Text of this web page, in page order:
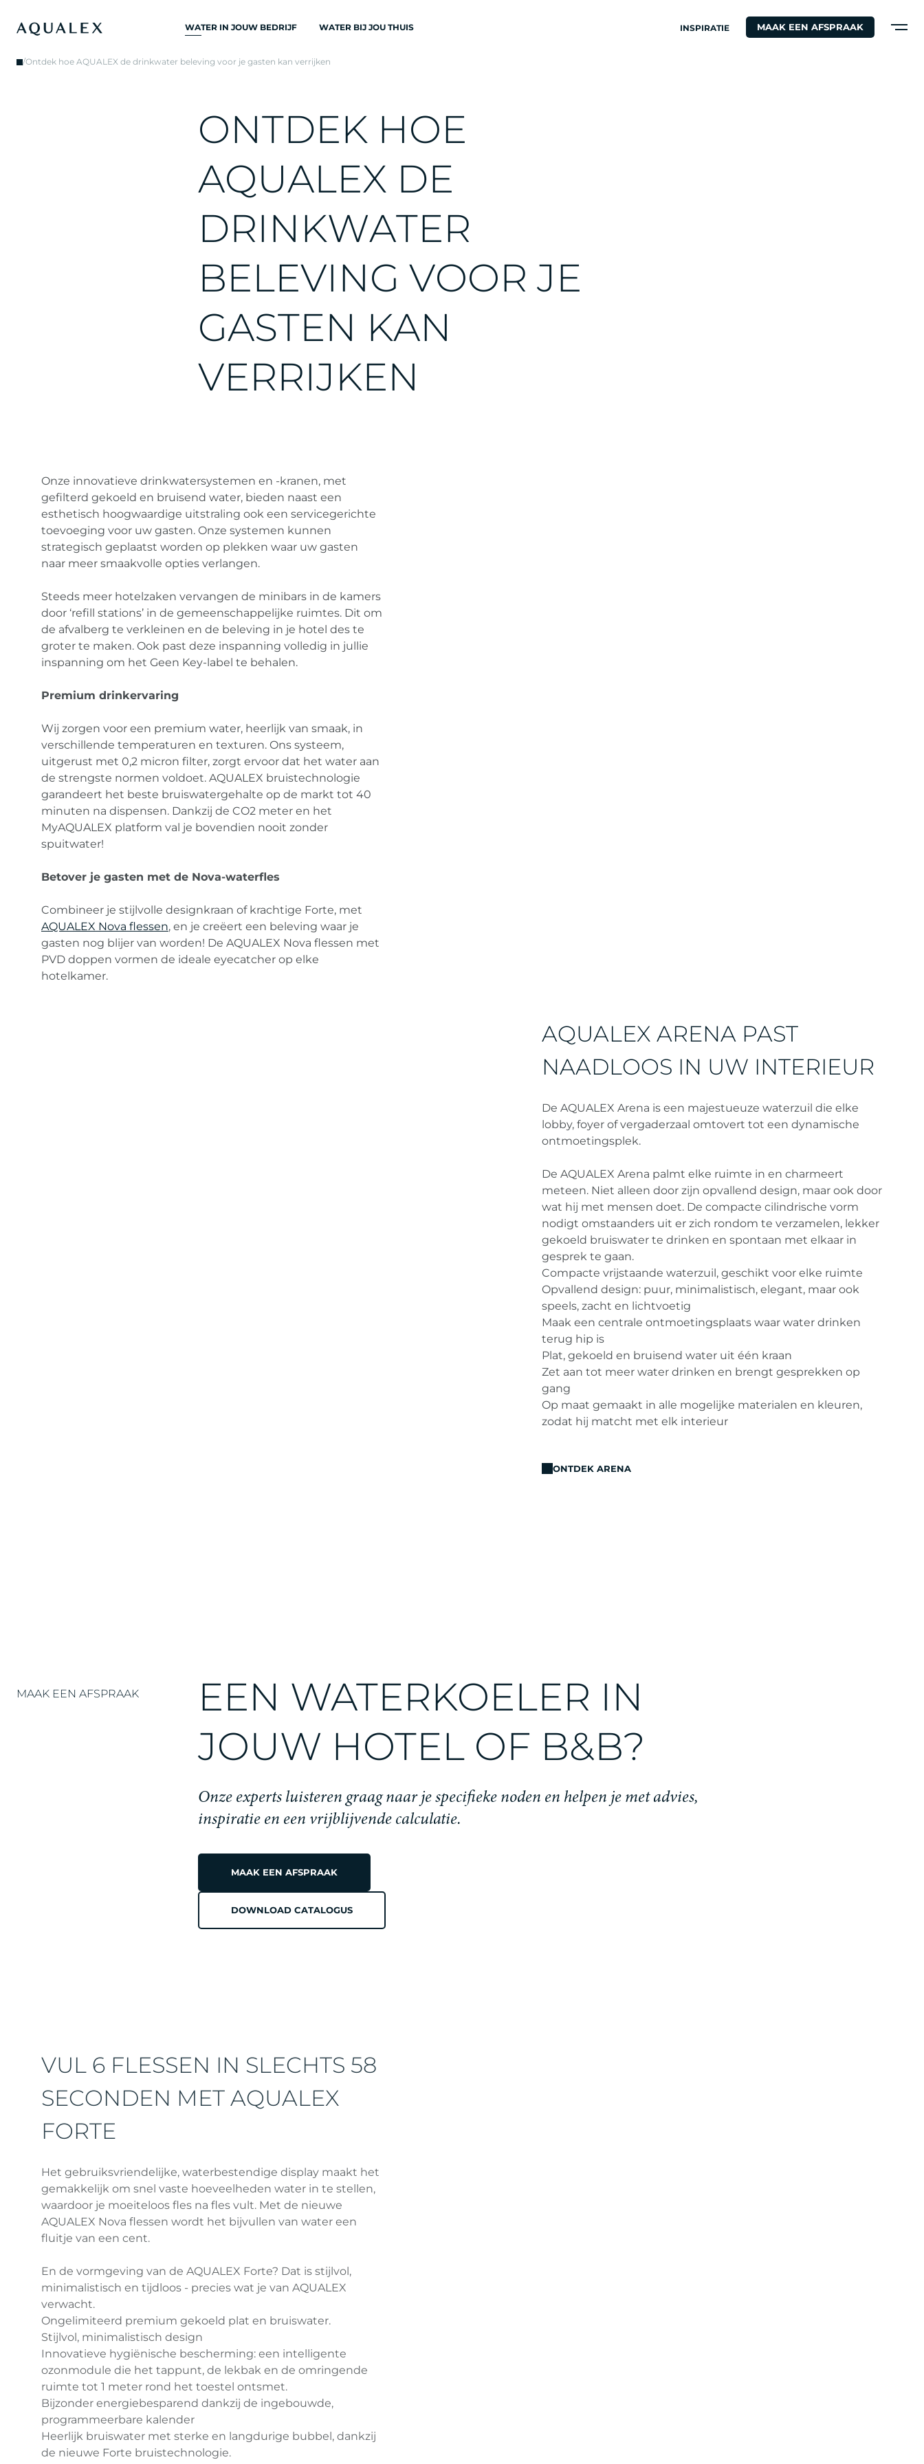
WATER IN JOUW BEDRIJF
ALLE
DRINKWATERSYSTEMEN
KEUKENKRANEN
WATERDISPENSERS
DRINKWATERFONTEINEN
WATERFILTER
WATER BIJ JOU THUIS INSPIRATIE MAAK EEN AFSPRAAK
/Ontdek hoe AQUALEX de drinkwater beleving voor je gasten kan verrijken
ONTDEK HOE
AQUALEX DE
DRINKWATER
BELEVING VOOR JE
GASTEN KAN
VERRIJKEN
Onze innovatieve drinkwatersystemen en -kranen, met
gefilterd gekoeld en bruisend water, bieden naast een
esthetisch hoogwaardige uitstraling ook een servicegerichte
toevoeging voor uw gasten. Onze systemen kunnen
strategisch geplaatst worden op plekken waar uw gasten
naar meer smaakvolle opties verlangen.
Steeds meer hotelzaken vervangen de minibars in de kamers
door ‘refill stations’ in de gemeenschappelijke ruimtes. Dit om
de afvalberg te verkleinen en de beleving in je hotel des te
groter te maken. Ook past deze inspanning volledig in jullie
inspanning om het Geen Key-label te behalen.
Premium drinkervaring
Wij zorgen voor een premium water, heerlijk van smaak, in
verschillende temperaturen en texturen. Ons systeem,
uitgerust met 0,2 micron filter, zorgt ervoor dat het water aan
de strengste normen voldoet. AQUALEX bruistechnologie
garandeert het beste bruiswatergehalte op de markt tot 40
minuten na dispensen. Dankzij de CO2 meter en het
MyAQUALEX platform val je bovendien nooit zonder
spuitwater!
Betover je gasten met de Nova-waterfles
Combineer je stijlvolle designkraan of krachtige Forte, met
AQUALEX Nova flessen, en je creëert een beleving waar je
gasten nog blijer van worden! De AQUALEX Nova flessen met
PVD doppen vormen de ideale eyecatcher op elke
hotelkamer.
AQUALEX ARENA PAST
NAADLOOS IN UW INTERIEUR
De AQUALEX Arena is een majestueuze waterzuil die elke
lobby, foyer of vergaderzaal omtovert tot een dynamische
ontmoetingsplek.
De AQUALEX Arena palmt elke ruimte in en charmeert
meteen. Niet alleen door zijn opvallend design, maar ook door
wat hij met mensen doet. De compacte cilindrische vorm
nodigt omstaanders uit er zich rondom te verzamelen, lekker
gekoeld bruiswater te drinken en spontaan met elkaar in
gesprek te gaan.
Compacte vrijstaande waterzuil, geschikt voor elke ruimte
Opvallend design: puur, minimalistisch, elegant, maar ook
speels, zacht en lichtvoetig
Maak een centrale ontmoetingsplaats waar water drinken
terug hip is
Plat, gekoeld en bruisend water uit één kraan
Zet aan tot meer water drinken en brengt gesprekken op
gang
Op maat gemaakt in alle mogelijke materialen en kleuren,
zodat hij matcht met elk interieur
ONTDEK ARENA
MAAK EEN AFSPRAAK
EEN WATERKOELER IN
JOUW HOTEL OF B&B?
Onze experts luisteren graag naar je specifieke noden en helpen je met advies,
inspiratie en een vrijblijvende calculatie.
MAAK EEN AFSPRAAK
DOWNLOAD CATALOGUS
VUL 6 FLESSEN IN SLECHTS 58
SECONDEN MET AQUALEX
FORTE
Het gebruiksvriendelijke, waterbestendige display maakt het
gemakkelijk om snel vaste hoeveelheden water in te stellen,
waardoor je moeiteloos fles na fles vult. Met de nieuwe
AQUALEX Nova flessen wordt het bijvullen van water een
fluitje van een cent.
En de vormgeving van de AQUALEX Forte? Dat is stijlvol,
minimalistisch en tijdloos - precies wat je van AQUALEX
verwacht.
Ongelimiteerd premium gekoeld plat en bruiswater.
Stijlvol, minimalistisch design
Innovatieve hygiënische bescherming: een intelligente
ozonmodule die het tappunt, de lekbak en de omringende
ruimte tot 1 meter rond het toestel ontsmet.
Bijzonder energiebesparend dankzij de ingebouwde,
programmeerbare kalender
Heerlijk bruiswater met sterke en langdurige bubbel, dankzij
de nieuwe Forte bruistechnologie.